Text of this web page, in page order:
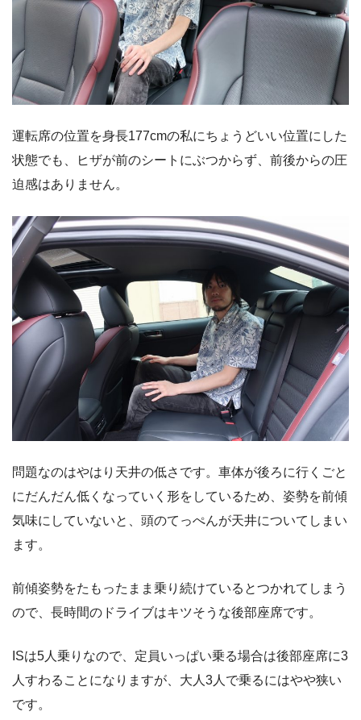
運転席の位置を身長177cmの私にちょうどいい位置にした
状態でも、ヒザが前のシートにぶつからず、前後からの圧
迫感はありません。
問題なのはやはり天井の低さです。車体が後ろに行くごと
にだんだん低くなっていく形をしているため、姿勢を前傾
気味にしていないと、頭のてっぺんが天井についてしまい
ます。
前傾姿勢をたもったまま乗り続けているとつかれてしまう
ので、長時間のドライブはキツそうな後部座席です。
ISは5人乗りなので、定員いっぱい乗る場合は後部座席に3
人すわることになりますが、大人3人で乗るにはやや狭い
です。